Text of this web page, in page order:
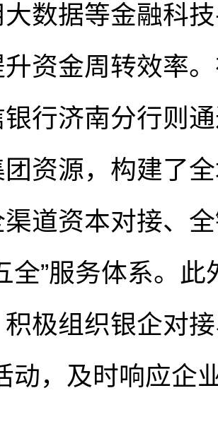
数据等金融科
资金周转效率
行济南分行则
资源，构建了
道资本对接、
全”服务体系。
极组织银企对
动，及时响应企